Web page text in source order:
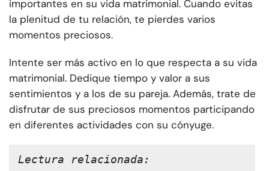
importantes en su vida matrimonial. Cuando evitas
la plenitud de tu relación, te pierdes varios
momentos preciosos.
Intente ser más activo en lo que respecta a su vida
matrimonial. Dedique tiempo y valor a sus
sentimientos y a los de su pareja. Además, trate de
disfrutar de sus preciosos momentos participando
en diferentes actividades con su cónyuge.
Lectura relacionada: